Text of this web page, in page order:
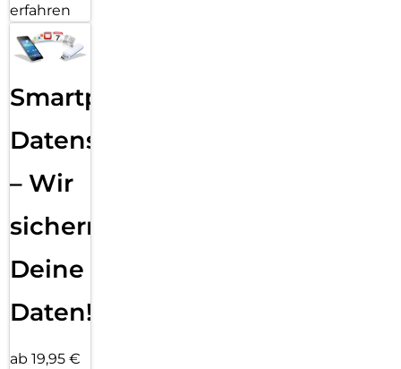
erfahren
Smartphone
Datensicherung
– Wir
sichern
Deine
Daten!
ab 19,95 €